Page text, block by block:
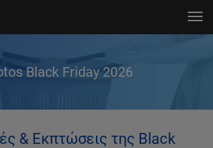
Black Friday 2026
& Εκπτώσεις της Black